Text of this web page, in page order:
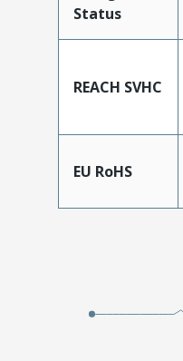
Status
REACH SVHC
EU RoHS